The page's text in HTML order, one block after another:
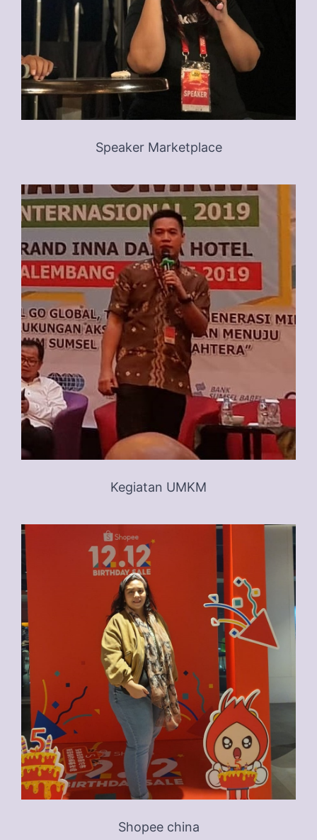
Speaker Marketplace
Kegiatan UMKM
Shopee china